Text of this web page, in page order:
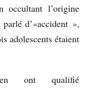
occultant l’origine
d’«accident »,
adolescents étaient
ont qualifié